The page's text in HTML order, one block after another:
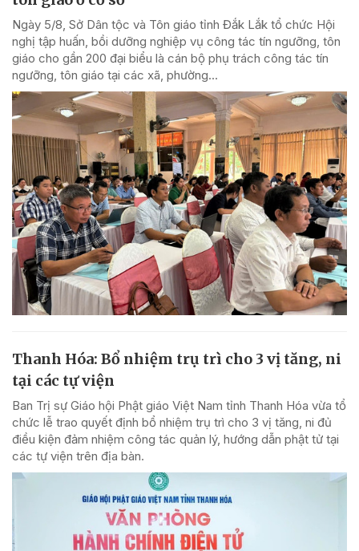
Ngày 5/8, Sở Dân tộc và Tôn giáo tỉnh Đắk Lắk tổ chức Hội
nghị tập huấn, bồi dưỡng nghiệp vụ công tác tín ngưỡng, tôn
giáo cho gần 200 đại biểu là cán bộ phụ trách công tác tín
ngưỡng, tôn giáo tại các xã, phường...
Thanh Hóa: Bổ nhiệm trụ trì cho 3 vị tăng, ni
tại các tự viện
Ban Trị sự Giáo hội Phật giáo Việt Nam tỉnh Thanh Hóa vừa tổ
chức lễ trao quyết định bổ nhiệm trụ trì cho 3 vị tăng, ni đủ
điều kiện đảm nhiệm công tác quản lý, hướng dẫn phật tử tại
các tự viện trên địa bàn.